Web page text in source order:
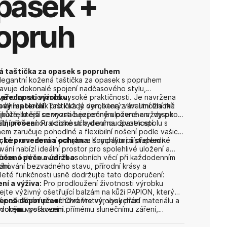
taštička za opasek s popruhem
kožená taštička za opasek s popruhem
dokonalé spojení nadčasového stylu,
zpracování a vysoké praktičnosti. Je navržena
společník pro každý den, který vám umožní mít
cennosti bezpečně uložené a vždy po
přednosti výrobku:
materiál:Taštička je vyrobena z kvalitní hladké
která se vyznačuje jemným povrchem, vysokou
přirozenou odolností a dlouhou životností.
nošení:Praktické uchycení na opasek spolu s
zaručuje pohodlné a flexibilní nošení podle vašich
bez omezování pohybu a s rychlým přístupem k
provedení a ochrana:Kompaktní a přehledné
nabízí ideální prostor pro spolehlivé uložení a
ochranu vašich osobních věcí při každodenním
péče a údržba:
bezvadného stavu, přírodní krásy a
funkčnosti usně dodržujte tato doporučení:
a výživa: Pro prodloužení životnosti výrobku
výživný ošetřující balzám na kůži PAPION, který
poškrábání povrchové vrstvy, vysychání materiálu a
poškození.
doporučení:Chraňte výrobek před
vystavením přímému slunečnímu záření,